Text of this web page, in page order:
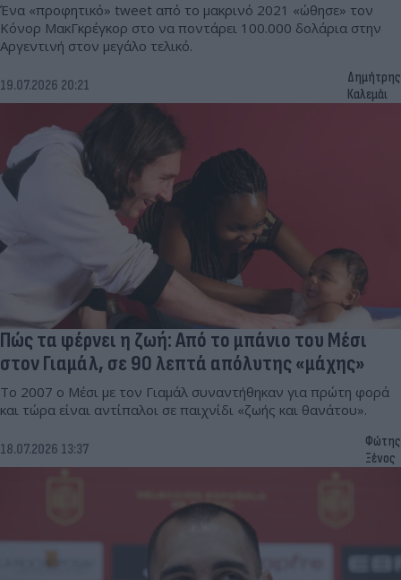
Ένα «προφητικό» tweet από το μακρινό 2021 «ώθησε» τον
Κόνορ ΜακΓκρέγκορ στο να ποντάρει 100.000 δολάρια στην
Αργεντινή στον μεγάλο τελικό.
19.07.2026 20:21
Δημήτρης
Καλεμάι
Πώς τα φέρνει η ζωή: Από το μπάνιο του Μέσι
στον Γιαμάλ, σε 90 λεπτά απόλυτης «μάχης»
Το 2007 ο Μέσι με τον Γιαμάλ συναντήθηκαν για πρώτη φορά
και τώρα είναι αντίπαλοι σε παιχνίδι «ζωής και θανάτου».
18.07.2026 13:37
Φώτης
Ξένος